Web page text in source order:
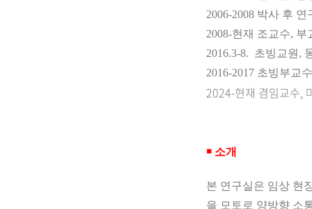
2006-2008 박사 후 연
2008-현재 조교수, 부
2016.3-8.
초빙교원 ,
2016-2017 초빙부교수
2024-현재 겸임교수,
￭ 소개
본 연구실은 임상 현
을 모토로 양방향 소